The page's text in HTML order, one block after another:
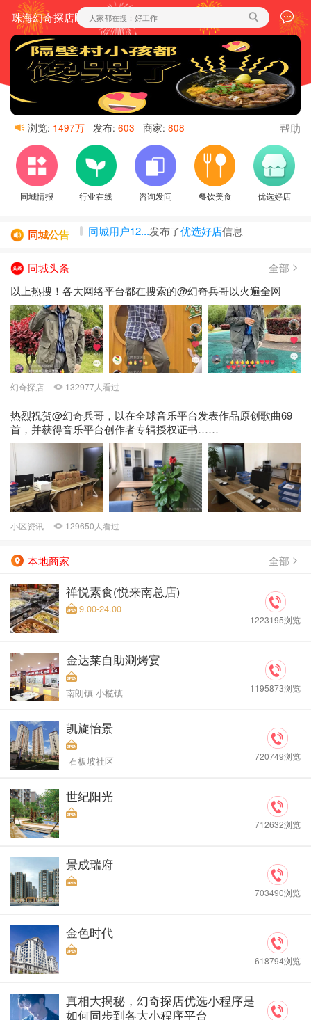
珠海幻奇探店区域
浏览: 1497万 发布: 603 商家: 808 帮助
同城情报 行业在线 咨询发问 餐饮美食 优选好店
同城公告 发布了信息
左边助手...发布了餐饮美食信息
同城用户12...发布了优选好店信息
同城头条
全部
‌以上热搜！各大网络平台都在搜索的@幻奇兵哥以火遍全网
幻奇探店 132977人看过
热烈祝贺@幻奇兵哥，以在全球音乐平台发表作品原创歌曲69
首，并获得音乐平台创作者专辑授权证书……
小区资讯 129650人看过
本地商家 全部
禅悦素食(悦来南总店)
9.00-24.00
1223195浏览
金达莱自助涮烤宴
南朗镇 小榄镇 1195873浏览
凯旋怡景
石板坡社区 720749浏览
世纪阳光
712632浏览
景成瑞府
703490浏览
金色时代
618794浏览
真相大揭秘，幻奇探店优选小程序是
如何同步到各大小程序平台